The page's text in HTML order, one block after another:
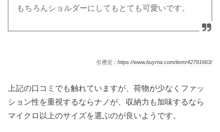
もちろんショルダーにしてもとても可愛いです。
引用元：https://www.buyma.com/item/42791663/
上記の口コミでも触れていますが、荷物が少なくファッ
ション性を重視するならナノが、収納力も加味するなら
マイクロ以上のサイズを選ぶのが良いようです。